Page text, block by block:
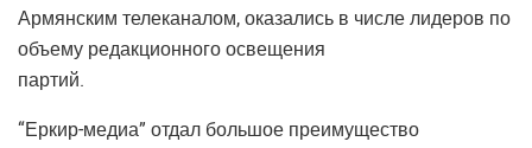
Армянским телеканалом, оказались в числе лидеров по
объему редакционного освещения
партий.
“Еркир-медиа” отдал большое преимущество